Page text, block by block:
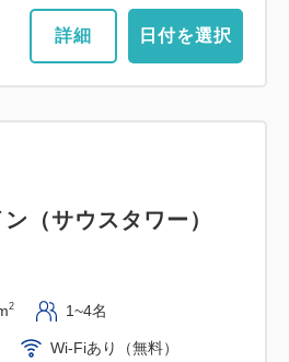
詳細 日付を選択
（サウスタワー）
2 1~4名
Wi-Fiあり（無料）